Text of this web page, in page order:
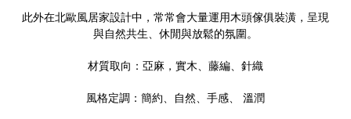
此外在北歐風居家設計中，常常會大量運用木頭傢俱裝潢，呈現
與自然共生、休閒與放鬆的氛圍。
材質取向：亞麻，實木、藤編、針織
風格定調：簡約、自然、手感、 溫潤